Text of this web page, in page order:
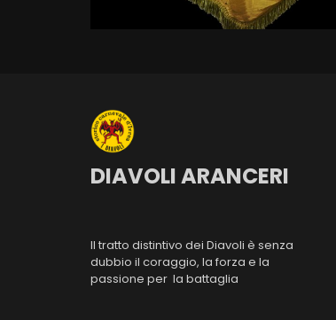
DIAVOLI ARANCERI
Il tratto distintivo dei Diavoli è senza
dubbio il coraggio, la forza e la
passione per la battaglia